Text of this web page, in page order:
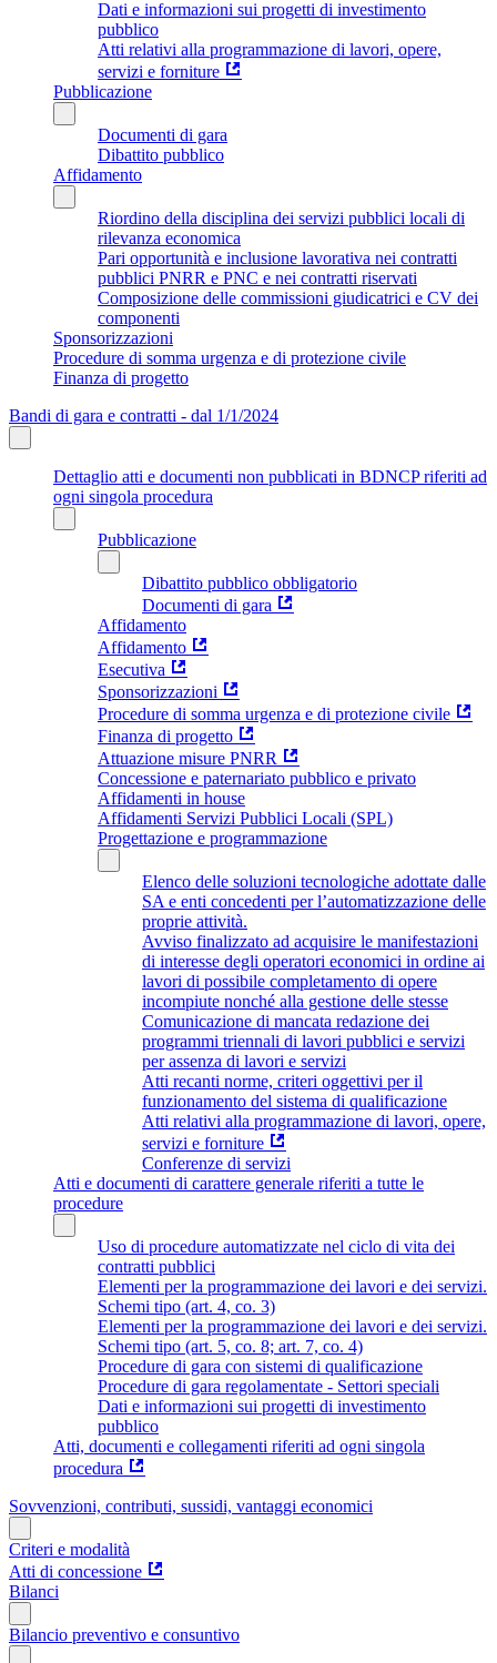
Dati e informazioni sui progetti di investimento
pubblico
Atti relativi alla programmazione di lavori, opere,
servizi e forniture
Pubblicazione
Documenti di gara
Dibattito pubblico
Affidamento
Riordino della disciplina dei servizi pubblici locali di
rilevanza economica
Pari opportunità e inclusione lavorativa nei contratti
pubblici PNRR e PNC e nei contratti riservati
Composizione delle commissioni giudicatrici e CV dei
componenti
Sponsorizzazioni
Procedure di somma urgenza e di protezione civile
Finanza di progetto
Bandi di gara e contratti - dal 1/1/2024
Dettaglio atti e documenti non pubblicati in BDNCP riferiti ad
ogni singola procedura
Pubblicazione
Dibattito pubblico obbligatorio
Documenti di gara
Affidamento
Affidamento
Esecutiva
Sponsorizzazioni
Procedure di somma urgenza e di protezione civile
Finanza di progetto
Attuazione misure PNRR
Concessione e paternariato pubblico e privato
Affidamenti in house
Affidamenti Servizi Pubblici Locali (SPL)
Progettazione e programmazione
Elenco delle soluzioni tecnologiche adottate dalle
SA e enti concedenti per l’automatizzazione delle
proprie attività.
Avviso finalizzato ad acquisire le manifestazioni
di interesse degli operatori economici in ordine ai
lavori di possibile completamento di opere
incompiute nonché alla gestione delle stesse
Comunicazione di mancata redazione dei
programmi triennali di lavori pubblici e servizi
per assenza di lavori e servizi
Atti recanti norme, criteri oggettivi per il
funzionamento del sistema di qualificazione
Atti relativi alla programmazione di lavori, opere,
servizi e forniture
Conferenze di servizi
Atti e documenti di carattere generale riferiti a tutte le
procedure
Uso di procedure automatizzate nel ciclo di vita dei
contratti pubblici
Elementi per la programmazione dei lavori e dei servizi.
Schemi tipo (art. 4, co. 3)
Elementi per la programmazione dei lavori e dei servizi.
Schemi tipo (art. 5, co. 8; art. 7, co. 4)
Procedure di gara con sistemi di qualificazione
Procedure di gara regolamentate - Settori speciali
Dati e informazioni sui progetti di investimento
pubblico
Atti, documenti e collegamenti riferiti ad ogni singola
procedura
Sovvenzioni, contributi, sussidi, vantaggi economici
Criteri e modalità
Atti di concessione
Bilanci
Bilancio preventivo e consuntivo